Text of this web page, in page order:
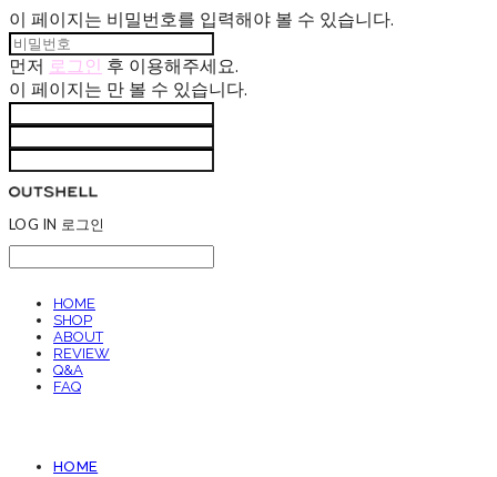
이 페이지는 비밀번호를 입력해야 볼 수 있습니다.
먼저 로그인 후 이용해주세요.
이 페이지는 만 볼 수 있습니다.
LOG IN 로그인
HOME
SHOP
ABOUT
REVIEW
Q&A
FAQ
HOME